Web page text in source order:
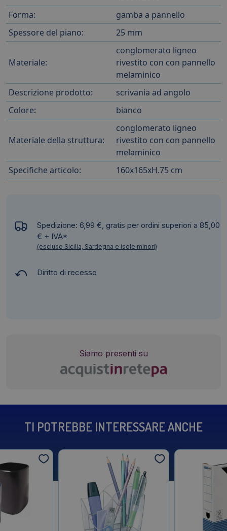
Forma:
gamba a pannello
Spessore del piano:
25 mm
Materiale:
conglomerato ligneo
rivestito con con pannello
melaminico
Descrizione prodotto:
scrivania ad angolo
Colore:
bianco
Materiale della struttura:
conglomerato ligneo
rivestito con con pannello
melaminico
Specifiche articolo:
160x165xH.75 cm
Spedizione: 6,99 €, gratis per ordini superiori a 85,00
€ + IVA*
(escluso Sicilia, Sardegna e isole minori)
Diritto di recesso
Siamo presenti su
TI POTREBBE INTERESSARE ANCHE